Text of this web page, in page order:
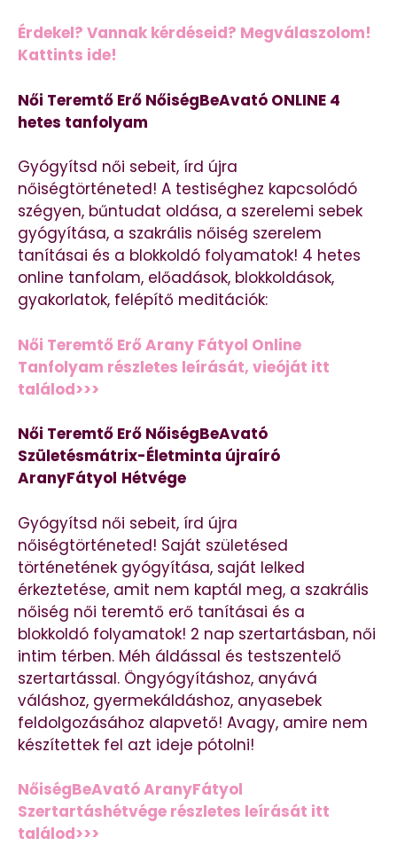
Érdekel? Vannak kérdéseid? Megválaszolom!
Kattints ide!
Női Teremtő Erő NőiségBeAvató ONLINE 4
hetes tanfolyam
Gyógyítsd női sebeit, írd újra
nőiségtörténeted! A testiséghez kapcsolódó
szégyen, bűntudat oldása, a szerelemi sebek
gyógyítása, a szakrális nőiség szerelem
tanításai és a blokkoldó folyamatok! 4 hetes
online tanfolam, előadások, blokkoldások,
gyakorlatok, felépítő meditációk:
Női Teremtő Erő Arany Fátyol Online
Tanfolyam részletes leírását, vieóját itt
találod>>>
Női Teremtő Erő NőiségBeAvató
Születésmátrix-Életminta újraíró
AranyFátyol Hétvége
Gyógyítsd női sebeit, írd újra
nőiségtörténeted! Saját születésed
történetének gyógyítása, saját lelked
érkeztetése, amit nem kaptál meg, a szakrális
nőiség női teremtő erő tanításai és a
blokkoldó folyamatok! 2 nap szertartásban, női
intim térben. Méh áldással és testszentelő
szertartással. Öngyógyításhoz, anyává
váláshoz, gyermekáldáshoz, anyasebek
feldolgozásához alapvető! Avagy, amire nem
készítettek fel azt ideje pótolni!
NőiségBeAvató AranyFátyol
Szertartáshétvége részletes leírását itt
találod>>>